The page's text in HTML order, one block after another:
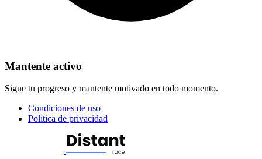
Mantente activo
Sigue tu progreso y mantente motivado en todo momento.
Condiciones de uso
Política de privacidad